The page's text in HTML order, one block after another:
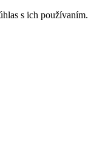
s ich používaním.